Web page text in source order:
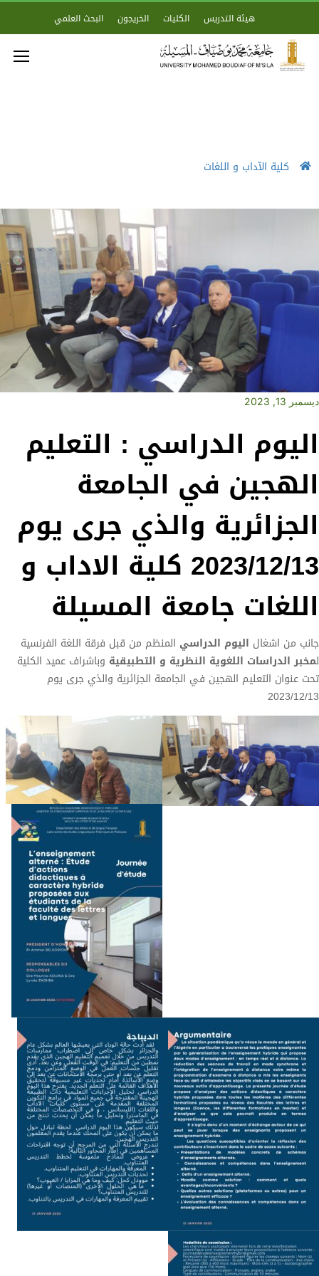
هيئة التدريس الكليات الخريجون البحث العلمي
كلية الآداب و اللغات
ديسمبر 13, 2023
اليوم الدراسي : التعليم
الهجين في الجامعة
الجزائرية والذي جرى يوم
2023/12/13 كلية الاداب و
اللغات جامعة المسيلة
جانب من اشغال اليوم الدراسي المنظم من قبل فرقة اللغة الفرنسية
لمخبر الدراسات اللغوية النظرية و التطبيقية وباشراف عميد الكلية
تحت عنوان التعليم الهجين في الجامعة الجزائرية والذي جرى يوم
2023/12/13